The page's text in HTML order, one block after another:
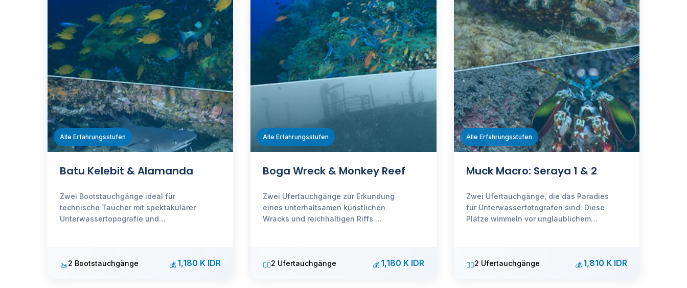
Alle Erfahrungsstufen
Batu Kelebit & Alamanda
Zwei Bootstauchgänge ideal für
technische Taucher mit spektakulärer
Unterwassertopografie und
🚤2 Bootstauchgänge 💰 1,180 K IDR
Alle Erfahrungsstufen
Boga Wreck & Monkey Reef
Zwei Ufertauchgänge zur Erkundung
eines unterhaltsamen künstlichen
Wracks und reichhaltigen Riffs.
🏊‍♂️2 Ufertauchgänge 💰 1,180 K IDR
Alle Erfahrungsstufen
Muck Macro: Seraya 1 & 2
Zwei Ufertauchgänge, die das Paradies
für Unterwasserfotografen sind. Diese
Plätze wimmeln vor unglaublichem
🏊‍♂️2 Ufertauchgänge 💰 1,810 K IDR